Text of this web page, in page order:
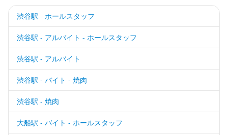
渋谷駅 - ホールスタッフ
渋谷駅 - アルバイト - ホールスタッフ
渋谷駅 - アルバイト
渋谷駅 - バイト - 焼肉
渋谷駅 - 焼肉
大船駅 - バイト - ホールスタッフ